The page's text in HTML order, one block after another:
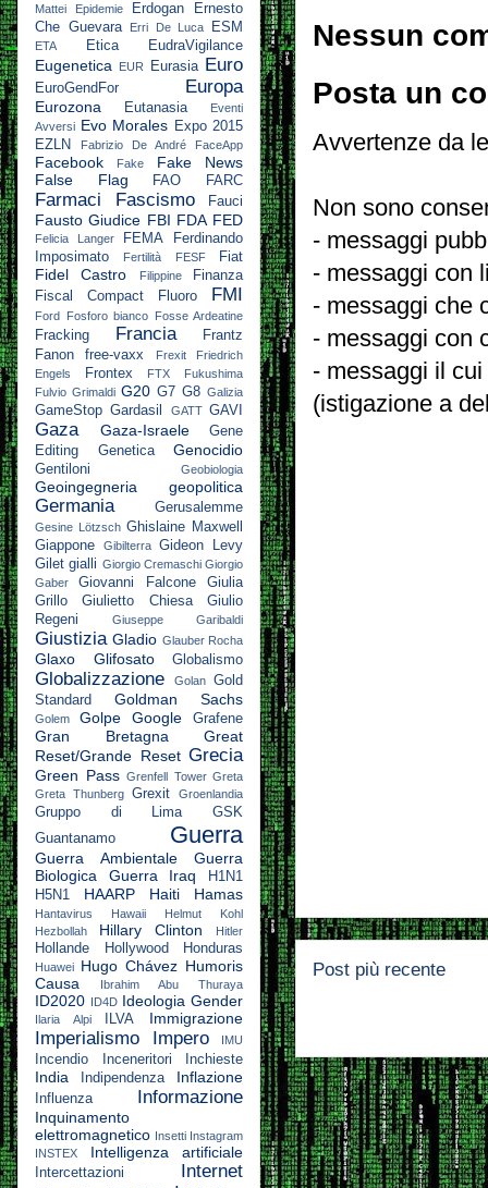
Nessun
Posta un
Avvertenze da
Non sono
- messaggi
- messaggi con
- messaggi che
- messaggi con
- messaggi il
(istigazione a
Post più recente
Mattei
Epidemie Erdogan
Ernesto
Che Guevara
Erri De Luca ESM
ETA Etica EudraVigilance
Eugenetica EUR Eurasia Euro
EuroGendFor Europa
Eurozona Eutanasia
Eventi
Avversi Evo Morales Expo 2015
EZLN
Fabrizio De André FaceApp
Facebook Fake
Fake News
False Flag
FAO FARC
Farmaci Fascismo Fauci
Fausto Giudice FBI FDA FED
Felicia Langer FEMA
Ferdinando
Imposimato
Fertilità FESF Fiat
Fidel Castro Filippine
Finanza
Fiscal Compact
Fluoro FMI
Ford Fosforo bianco Fosse Ardeatine
Fracking Francia
Frantz
Fanon
free-vaxx Frexit
Friedrich
Engels
Frontex FTX
Fukushima
Fulvio Grimaldi G20 G7 G8 Galizia
GameStop Gardasil GATT GAVI
Gaza Gaza-Israele
Gene
Editing
Genetica Genocidio
Gentiloni Geobiologia
Geoingegneria geopolitica
Germania Gerusalemme
Gesine Lötzsch Ghislaine Maxwell
Giappone
Gibilterra Gideon Levy
Gilet gialli Giorgio Cremaschi Giorgio
Gaber
Giovanni Falcone
Giulia
Grillo
Giulietto Chiesa
Giulio
Regeni
Giuseppe Garibaldi
Giustizia Gladio Glauber Rocha
Glaxo Glifosato Globalismo
Globalizzazione Golan Gold
Standard
Goldman Sachs
Golem Golpe Google Grafene
Gran Bretagna
Great
Reset/Grande Reset Grecia
Green Pass Grenfell Tower Greta
Greta Thunberg Grexit Groenlandia
Gruppo di Lima
GSK
Guantanamo
Guerra
Guerra Ambientale
Guerra
Biologica
Guerra Iraq
H1N1
H5N1
HAARP Haiti Hamas
Hantavirus Hawaii
Helmut Kohl
Hezbollah
Hillary Clinton Hitler
Hollande Hollywood Honduras
Huawei Hugo Chávez Humoris
Causa
Ibrahim Abu Thuraya
ID2020 ID4D Ideologia Gender
Ilaria Alpi ILVA Immigrazione
Imperialismo Impero IMU
Incendio Inceneritori Inchieste
India Indipendenza Inflazione
Influenza Informazione
Inquinamento
elettromagnetico Insetti Instagram
INSTEX
Intelligenza artificiale
Intercettazioni Internet